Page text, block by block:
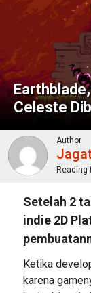
Celeste
Author
Reading
Setelah 2
indie 2D
Ketika
karena